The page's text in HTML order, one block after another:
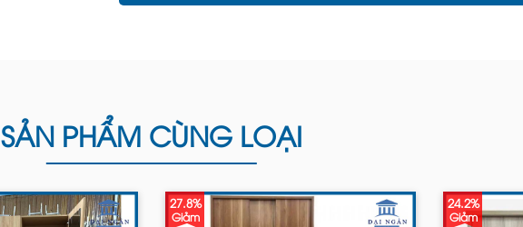
SẢN PHẨM CÙNG LOẠI
27.8%
Giảm
24.2%
Giảm